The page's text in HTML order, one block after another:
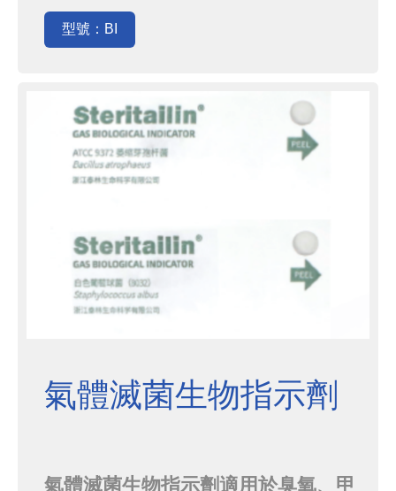
型號：BI
氣體滅菌生物指示劑
氣體滅菌生物指示劑適用於臭氧、甲